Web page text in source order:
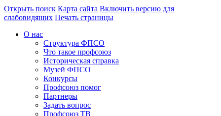
Открыть поиск Карта сайта Включить версию для
слабовидящих Печать страницы
О нас
Структура ФПСО
Что такое профсоюз
Историческая справка
Музей ФПСО
Конкурсы
Профсоюз помог
Партнеры
Задать вопрос
Профсоюз ТВ